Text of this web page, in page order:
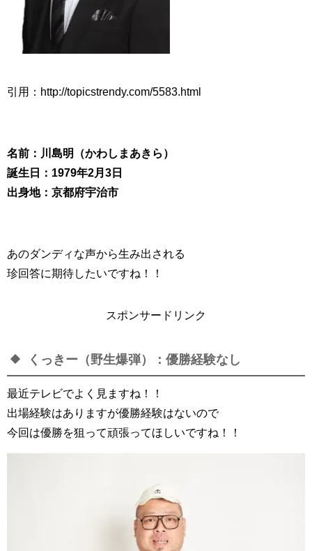
引用：http://topicstrendy.com/5583.html
名前：川島明（かわしまあきら）
誕生日：1979年2月3日
出身地：京都府宇治市
あのダンディな声から生み出される
珍回答に期待したいですね！！
スポンサードリンク
くっきー（野生爆弾）：優勝経験なし
最近テレビでよく見ますね！！
出場経験はありますが優勝経験はないので
今回は優勝を狙って頑張ってほしいですね！！